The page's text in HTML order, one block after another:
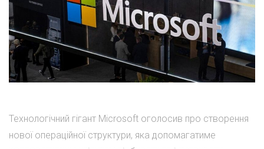
Технологічний гігант Microsoft оголосив про створення
нової операційної структури, яка допомагатиме